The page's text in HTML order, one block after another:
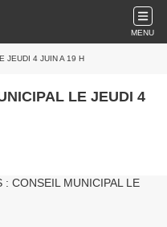
MENU
JEUDI 4 JUIN A 19 H
LE JEUDI 4